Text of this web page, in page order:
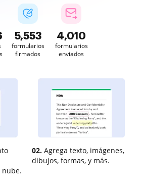
5,553
formularios
firmados
4,010
formularios
enviados
nube.
02. Agrega texto, imágenes,
dibujos, formas, y más.